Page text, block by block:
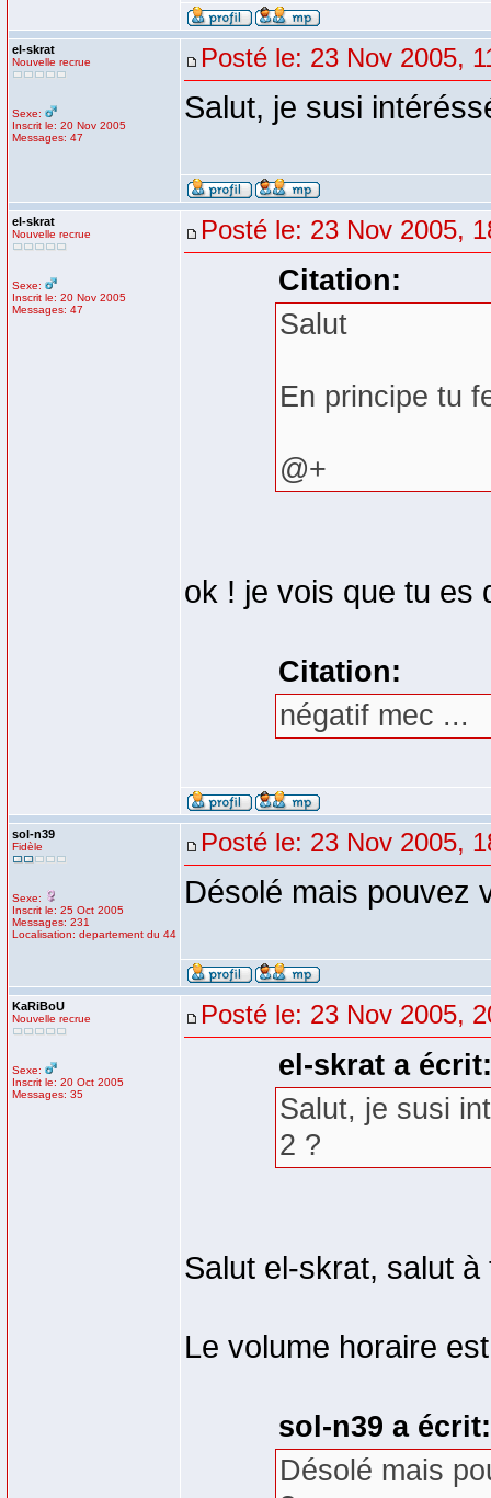
el-skrat
Nouvelle recrue
Sexe:
Inscrit le: 20 Nov 2005
Messages: 47
Posté le: 23 Nov 2005,
Salut, je susi
el-skrat
Nouvelle recrue
Sexe:
Inscrit le: 20 Nov 2005
Messages: 47
Posté le: 23 Nov 2005,
Citation:
Salut
En principe tu
@+
ok ! je vois que tu es
Citation:
négatif mec ...
sol-n39
Fidèle
Sexe:
Inscrit le: 25 Oct 2005
Messages: 231
Localisation: departement du 44
Posté le: 23 Nov 2005,
Désolé mais pouvez
KaRiBoU
Nouvelle recrue
Sexe:
Inscrit le: 20 Oct 2005
Messages: 35
Posté le: 23 Nov 2005,
el-skrat a écrit:
Salut, je susi
2 ?
Salut el-skrat, salut
Le volume horaire
sol-n39 a écrit:
Désolé mais